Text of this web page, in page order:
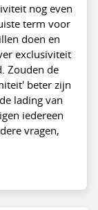
nog even
term voor
doen en
exclusiviteit
Zouden de
beter zijn
lading van
iedereen
vragen,